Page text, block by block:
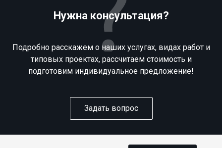
Нужна консультация?
Подробно расскажем о наших услугах, видах работ и
типовых проектах, рассчитаем стоимость и
подготовим индивидуальное предложение!
Задать вопрос